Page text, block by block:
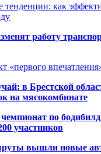
как
работу
«первого
в Брестской
на мясокомбинате
по
участников
вышли новые